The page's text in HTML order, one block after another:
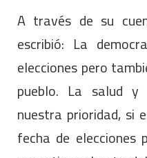
A través de su
escribió: La
elecciones pero
pueblo. La salud
nuestra prioridad, si
fecha de